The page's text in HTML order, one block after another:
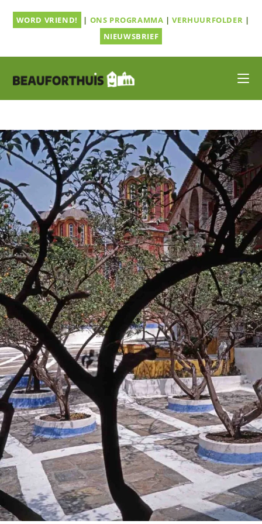
naarWORD VRIEND! | ONS PROGRAMMA |VERHUURFOLDER |
NIEUWSBRIEF